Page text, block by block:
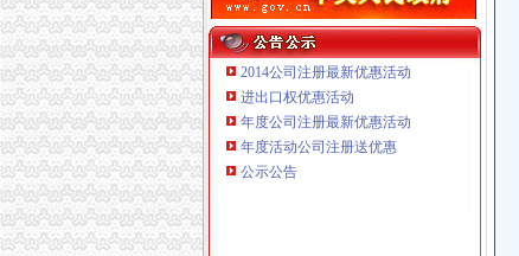
2014公司注册最新优惠活动
进出口权优惠活动
年度公司注册最新优惠活动
年度活动公司注册送优惠
公示公告